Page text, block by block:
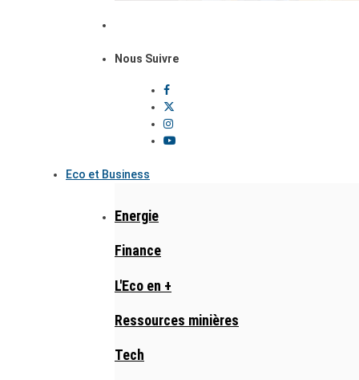
Nous Suivre
Eco et Business
Energie
Finance
L'Eco en +
Ressources minières
Tech